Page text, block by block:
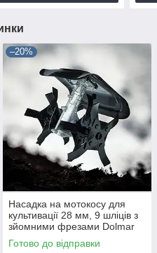
–20%
Насадка на мотокосу для
культивації 28 мм, 9 шліців з
зйомними фрезами Dolmar
9T28
Готово до відправки